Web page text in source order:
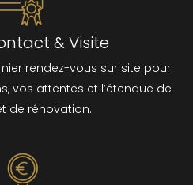
& Visite
rendez-vous sur site pour
vos attentes et l’étendue de
de rénovation.